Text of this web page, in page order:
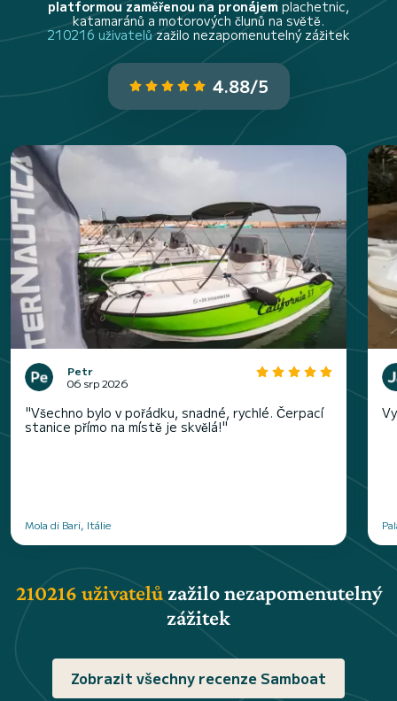
platformou zaměřenou na pronájem plachetnic,
katamaránů a motorových člunů na světě.
210216 uživatelůzažilo nezapomenutelný zážitek
4.88/5
Petr
06 srp 2026
"Všechno bylo v pořádku, snadné, rychlé. Čerpací
stanice přímo na místě je skvělá!"
Mola di Bari, Itálie
210216 uživatelů zažilo nezapomenutelný
zážitek
Zobrazit všechny recenze Samboat